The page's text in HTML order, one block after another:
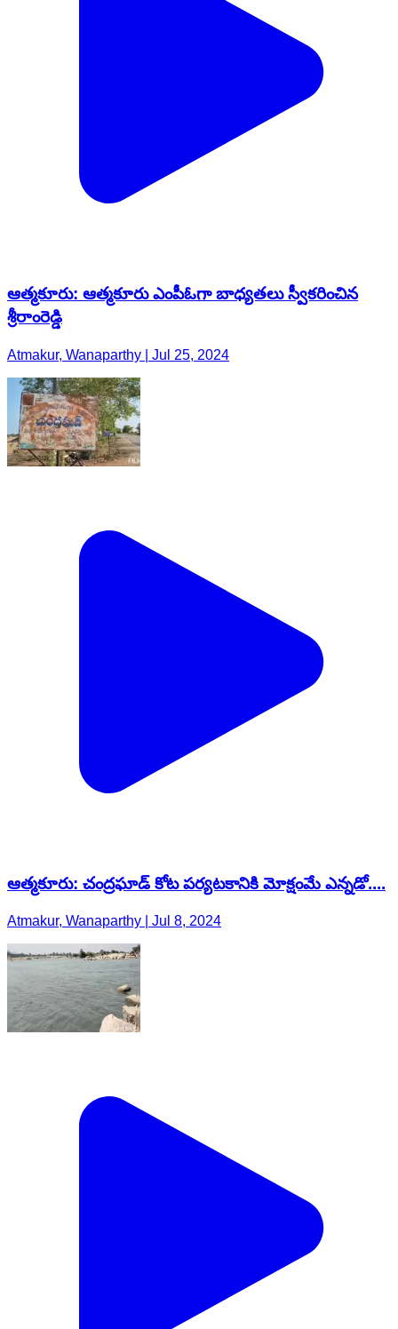
ఆత్మకూరు: ఆత్మకూరు ఎంపీఓగా బాధ్యతలు స్వీకరించిన
శ్రీరాంరెడ్డి
Atmakur, Wanaparthy | Jul 25, 2024
ఆత్మకూరు: చంద్రఘాడ్ కోట పర్యటకానికి మోక్షంమే ఎన్నడో....
Atmakur, Wanaparthy | Jul 8, 2024